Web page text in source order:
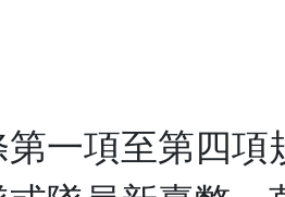
一項至第四項